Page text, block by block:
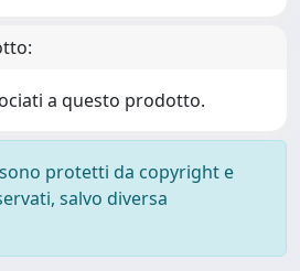
a questo prodotto.
protetti da copyright e
salvo diversa